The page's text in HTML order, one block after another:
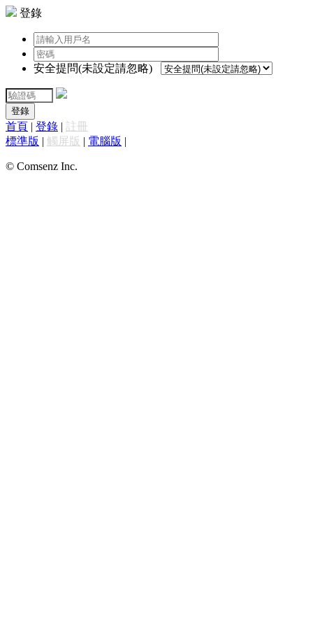
登錄
安全提問(未設定請忽略)
登錄
首頁 | 登錄 | 註冊
標準版 | 觸屏版 | 電腦版 |
© Comsenz Inc.